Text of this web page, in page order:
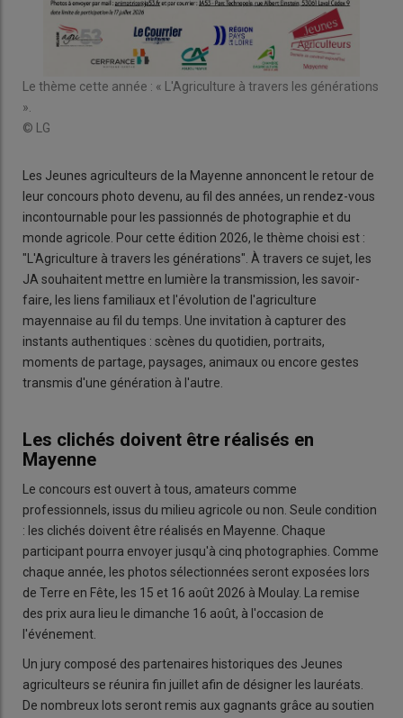
Le thème cette année : « L'Agriculture à travers les générations
».
© LG
Les Jeunes agriculteurs de la Mayenne annoncent le retour de
leur concours photo devenu, au fil des années, un rendez-vous
incontournable pour les passionnés de photographie et du
monde agricole. Pour cette édition 2026, le thème choisi est :
"L'Agriculture à travers les générations". À travers ce sujet, les
JA souhaitent mettre en lumière la transmission, les savoir-
faire, les liens familiaux et l'évolution de l'agriculture
mayennaise au fil du temps. Une invitation à capturer des
instants authentiques : scènes du quotidien, portraits,
moments de partage, paysages, animaux ou encore gestes
transmis d'une génération à l'autre.
Les clichés doivent être réalisés en
Mayenne
Le concours est ouvert à tous, amateurs comme
professionnels, issus du milieu agricole ou non. Seule condition
: les clichés doivent être réalisés en Mayenne. Chaque
participant pourra envoyer jusqu'à cinq photographies. Comme
chaque année, les photos sélectionnées seront exposées lors
de Terre en Fête, les 15 et 16 août 2026 à Moulay. La remise
des prix aura lieu le dimanche 16 août, à l'occasion de
l'événement.
Un jury composé des partenaires historiques des Jeunes
agriculteurs se réunira fin juillet afin de désigner les lauréats.
De nombreux lots seront remis aux gagnants grâce au soutien